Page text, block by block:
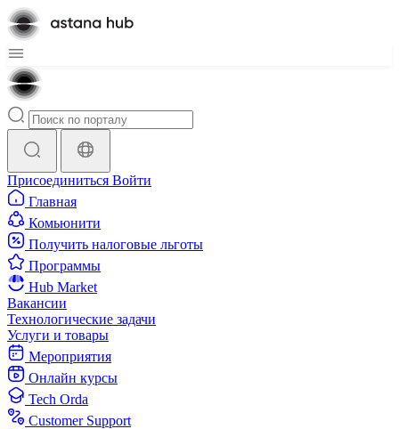
Присоединиться Войти
Главная
Комьюнити
Получить налоговые льготы
Программы
Hub Market
Вакансии
Технологические задачи
Услуги и товары
Мероприятия
Онлайн курсы
Tech Orda
Customer Support